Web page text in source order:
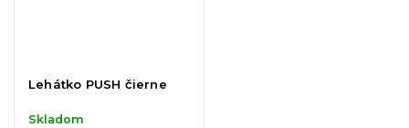
Lehátko PUSH čierne
Skladom